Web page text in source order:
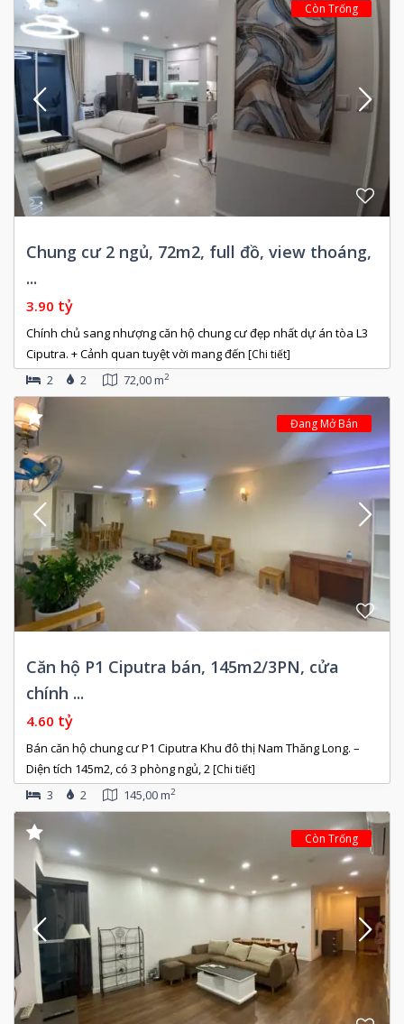
Còn Trống
Chung cư 2 ngủ, 72m2, full đồ, view thoáng,
...
3.90 tỷ
Chính chủ sang nhượng căn hộ chung cư đẹp nhất dự án tòa L3
Ciputra. + Cảnh quan tuyệt vời mang đến [Chi tiết]
2 2 72,00 m2
Đang Mở Bán
Căn hộ P1 Ciputra bán, 145m2/3PN, cửa
chính ...
4.60 tỷ
Bán căn hộ chung cư P1 Ciputra Khu đô thị Nam Thăng Long. –
Diện tích 145m2, có 3 phòng ngủ, 2[Chi tiết]
3 2 145,00 m2
Còn Trống